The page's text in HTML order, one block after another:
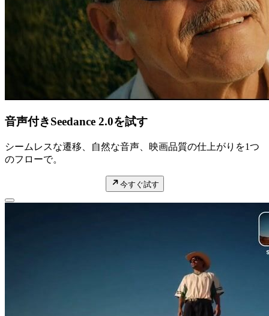
音声付きSeedance 2.0を試す
シームレスな遷移、自然な音声、映画品質の仕上がりを1つ
のフローで。
今すぐ試す